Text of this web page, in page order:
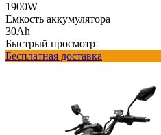
1900W
Ёмкость аккумулятора
30Ah
Быстрый просмотр
Бесплатная доставка